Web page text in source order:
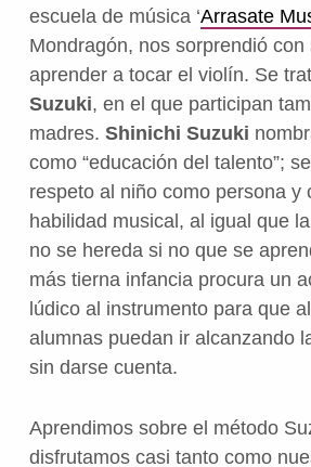
escuela de música ‘Arrasate
Mondragón, nos sorprendió con
aprender a tocar el violín. Se
Suzuki, en el que participan
madres. Shinichi Suzuki
como “educación del talento”;
respeto al niño como persona y
habilidad musical, al igual que
no se hereda si no que se
más tierna infancia procura un
lúdico al instrumento para que
alumnas puedan ir alcanzando
sin darse cuenta.
Aprendimos sobre el método
disfrutamos casi tanto como